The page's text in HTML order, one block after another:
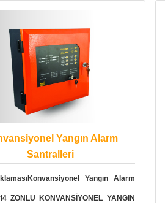
Yangın Alarm
Santralleri
Yangın Alarm
ZONLU KONVANSİYONEL YANGIN